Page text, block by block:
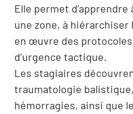
Elle permet
une zone, à
en œuvre des
d’urgence tactique.
Les stagiaires
traumatologie
hémorragies, ainsi que